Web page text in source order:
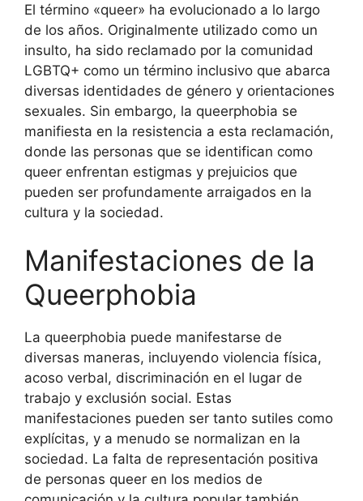
El término «queer» ha evolucionado a lo largo
de los años. Originalmente utilizado como un
insulto, ha sido reclamado por la comunidad
LGBTQ+ como un término inclusivo que abarca
diversas identidades de género y orientaciones
sexuales. Sin embargo, la queerphobia se
manifiesta en la resistencia a esta reclamación,
donde las personas que se identifican como
queer enfrentan estigmas y prejuicios que
pueden ser profundamente arraigados en la
cultura y la sociedad.
Manifestaciones de la
Queerphobia
La queerphobia puede manifestarse de
diversas maneras, incluyendo violencia física,
acoso verbal, discriminación en el lugar de
trabajo y exclusión social. Estas
manifestaciones pueden ser tanto sutiles como
explícitas, y a menudo se normalizan en la
sociedad. La falta de representación positiva
de personas queer en los medios de